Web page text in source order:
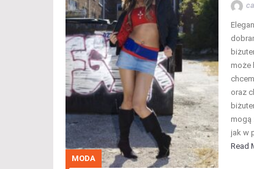
MODA
może
oraz
mogą
jak w
Read